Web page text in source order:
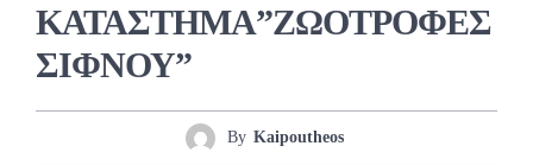
ΚΑΤΑΣΤΗΜΑ”ΖΩΟΤΡΟΦΕΣ
ΣΙΦΝΟΥ”
By Kaipoutheos